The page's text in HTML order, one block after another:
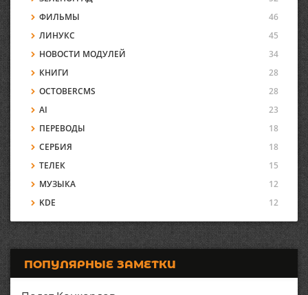
ФИЛЬМЫ
46
ЛИНУКС
45
НОВОСТИ МОДУЛЕЙ
34
КНИГИ
28
OCTOBERCMS
28
AI
23
ПЕРЕВОДЫ
18
СЕРБИЯ
18
ТЕЛЕК
15
МУЗЫКА
12
KDE
12
ПОПУЛЯРНЫЕ ЗАМЕТКИ